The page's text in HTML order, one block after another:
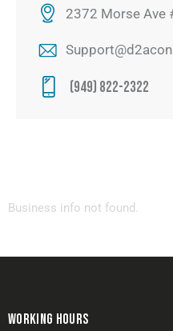
2372 Morse Ave
(949) 822-2322
Business info not found.
WORKING HOURS